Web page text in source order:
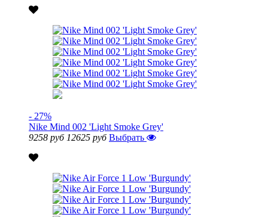
- 27%
Nike Mind 002 'Light Smoke Grey'
9258 руб 12625 руб Выбрать